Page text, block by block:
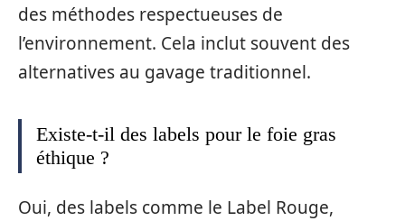
des méthodes respectueuses de
l’environnement. Cela inclut souvent des
alternatives au gavage traditionnel.
Existe-t-il des labels pour le foie gras
éthique ?
Oui, des labels comme le Label Rouge,